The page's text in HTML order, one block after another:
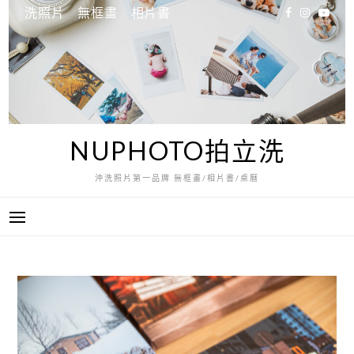
至
主
要
容
洗照片 無框畫 相片書
NUPHOTO拍立洗
沖洗照片第一品牌 無框畫/相片書/桌曆